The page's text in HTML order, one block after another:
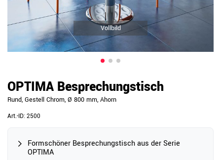
Vollbild
OPTIMA Besprechungstisch
Rund, Gestell Chrom, Ø 800 mm, Ahorn
Art.-ID: 2500
Formschöner Besprechungstisch aus der Serie
OPTIMA